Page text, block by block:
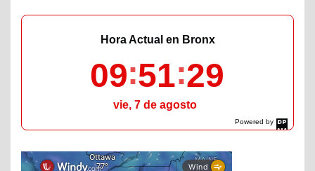
Powered by
DaysPedia.com
Hora Actual en Bronx
09 51 30
vie, 7 de agosto